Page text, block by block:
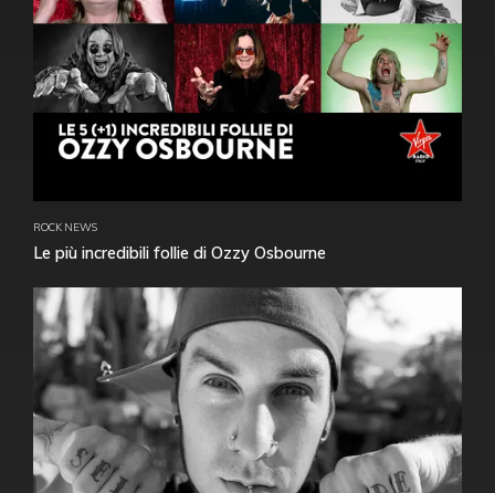
ROCK NEWS
Le più incredibili follie di Ozzy Osbourne